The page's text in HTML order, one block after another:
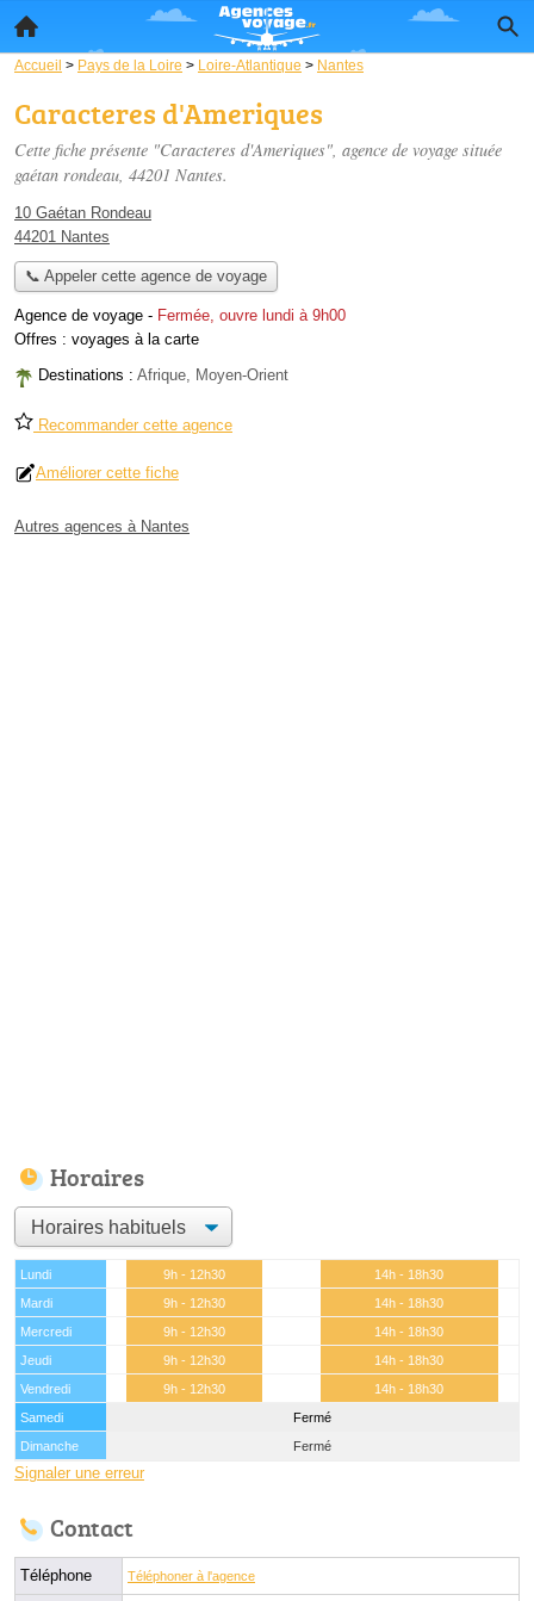
Accueil > Pays de la Loire > Loire-Atlantique > Nantes
Caracteres d'Ameriques
Cette fiche présente "Caracteres d'Ameriques", agence de voyage située
gaétan rondeau, 44201 Nantes.
10 Gaétan Rondeau
44201 Nantes
📞 Appeler cette agence de voyage
Agence de voyage - Fermée, ouvre lundi à 9h00
Offres : voyages à la carte
Destinations : Afrique, Moyen-Orient
Recommander cette agence
Améliorer cette fiche
Autres agences à Nantes
Horaires
Lundi 9h - 12h30
14h - 18h30
Mardi
9h - 12h30
14h - 18h30
Mercredi
9h - 12h30
14h - 18h30
Jeudi
9h - 12h30
14h - 18h30
Vendredi
9h - 12h30
14h - 18h30
Samedi
Fermé
Dimanche
Fermé
Signaler une erreur
Contact
Téléphone Téléphoner à l'agence